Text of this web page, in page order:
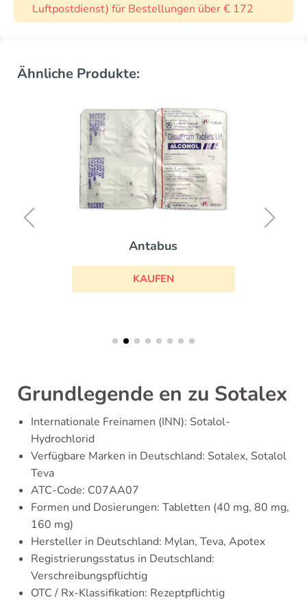
Luftpostdienst) für Bestellungen über € 172
Ähnliche Produkte:
Antabus
KAUFEN
Grundlegende en zu Sotalex
Internationale Freinamen (INN): Sotalol-
Hydrochlorid
Verfügbare Marken in Deutschland: Sotalex, Sotalol
Teva
ATC-Code: C07AA07
Formen und Dosierungen: Tabletten (40 mg, 80 mg,
160 mg)
Hersteller in Deutschland: Mylan, Teva, Apotex
Registrierungsstatus in Deutschland:
Verschreibungspflichtig
OTC / Rx-Klassifikation: Rezeptpflichtig